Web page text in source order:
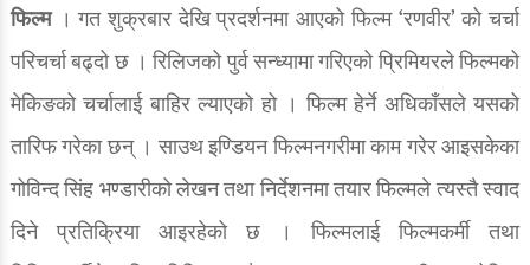
फिल्म। गत शुक्रबार देखि प्रदर्शनमा आएको फिल्म ‘रणवीर’ को चर्चा
परिचर्चा बढ्दो छ । रिलिजको पुर्व सन्ध्यामा गरिएको प्रिमियरले फिल्मको
मेकिङको चर्चालाई बाहिर ल्याएको हो । फिल्म हेर्ने अधिकाँसले यसको
तारिफ गरेका छन् । साउथ इण्डियन फिल्मनगरीमा काम गरेर आइसकेका
गोविन्द सिंह भण्डारीको लेखन तथा निर्देशनमा तयार फिल्मले त्यस्तै स्वाद
दिने प्रतिक्रिया आइरहेको छ । फिल्मलाई फिल्मकर्मी तथा